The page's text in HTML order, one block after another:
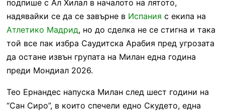
подпише с Ал Хилал в началото на лятото,
надявайки се да се завърне в Испания с екипа на
Атлетико Мадрид, но до сделка не се стигна и така
той все пак избра Саудитска Арабия пред угрозата
да остане извън групата на Милан една година
преди Мондиал 2026.
Тео Ернандес напуска Милан след шест години на
“Сан Сиро”, в които спечели едно Скудето, една